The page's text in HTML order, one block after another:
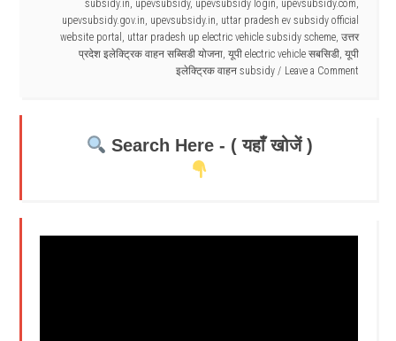
subsidy.in, upevsubsidy, upevsubsidy login, upevsubsidy.com,
upevsubsidy.gov.in, upevsubsidy.in, uttar pradesh ev subsidy official
website portal , uttar pradesh up electric vehicle subsidy scheme, उत्तर
प्रदेश इलेक्ट्रिक वाहन सब्सिडी योजना, यूपी electric vehicle सबसिडी, यूपी
इलेक्ट्रिक वाहन subsidy
Leave a Comment
Search Here - ( यहाँ खोजें )